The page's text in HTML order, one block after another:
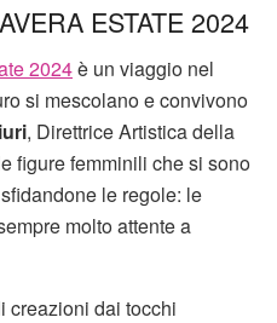
ESTATE 2024
2024è un viaggio nel
si mescolano e convivono
, Direttrice Artistica della
figure femminili che si sono
le regole: le
molto attente a
creazioni dai tocchi